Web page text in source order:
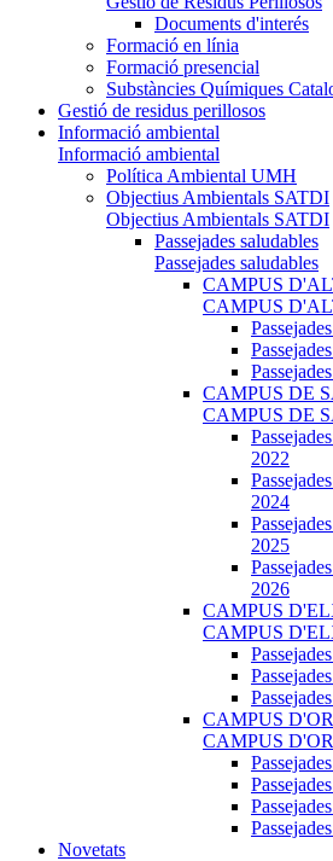
Documents d'interés
Formació en línia
Formació presencial
Substàncies Químiques
Gestió de residus perillosos
Informació ambiental
Informació ambiental
Política Ambiental UMH
Objectius Ambientals SATDI
Objectius Ambientals SATDI
Passejades saludables
Passejades saludables
CAMPUS
CAMPUS
CAMPUS DE
CAMPUS DE
2022
2024
2025
2026
CAMPUS
CAMPUS
CAMPUS
CAMPUS
Novetats